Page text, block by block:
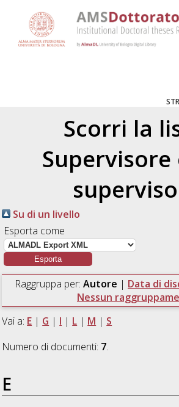
Scorri la
Supervisore
Su di un livello
Esporta come
Raggruppa per: Autore | Data di
Nessun
Vai a: E | G | I | L | M | S
Numero di documenti: 7.
E